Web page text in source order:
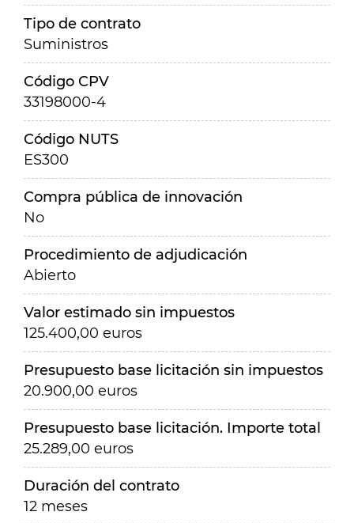
Tipo de contrato
Suministros
Código CPV
33198000-4
Código NUTS
ES300
Compra pública de innovación
No
Procedimiento de adjudicación
Abierto
Valor estimado sin impuestos
125.400,00 euros
Presupuesto base licitación sin impuestos
20.900,00 euros
Presupuesto base licitación. Importe total
25.289,00 euros
Duración del contrato
12 meses